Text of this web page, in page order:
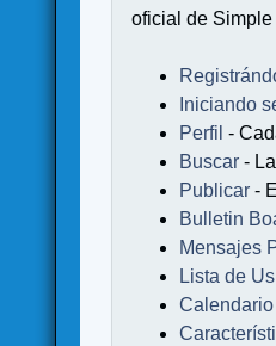
oficial de Simple
Iniciando
Perfil -
Buscar -
Publicar -
Bulletin
Mensajes
Lista de
Calendario